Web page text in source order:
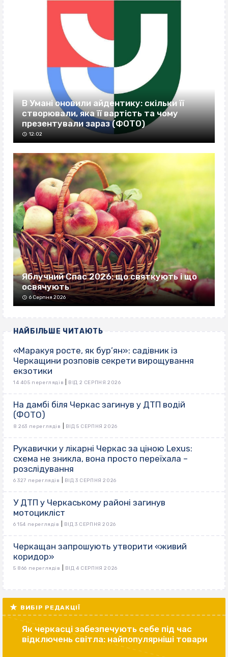
В Умані оновили айдентику: скільки її
створювали, яка її вартість та чому
презентували зараз (ФОТО)
12:02
Яблучний Спас 2026: що святкують і що
освячують
6 Серпня 2026
НАЙБІЛЬШЕ ЧИТАЮТЬ
«Маракуя росте, як бур’ян»: садівник із
Черкащини розповів секрети вирощування
екзотики
14 405 переглядів ВІД 2 СЕРПНЯ 2026
На дамбі біля Черкас загинув у ДТП водій
(ФОТО)
8 263 переглядів ВІД 5 СЕРПНЯ 2026
Рукавички у лікарні Черкас за ціною Lexus:
схема не зникла, вона просто переїхала –
розслідування
6 327 переглядів ВІД 3 СЕРПНЯ 2026
У ДТП у Черкаському районі загинув
мотоцикліст
6 154 переглядів ВІД 3 СЕРПНЯ 2026
Черкащан запрошують утворити «живий
коридор»
5 866 переглядів ВІД 4 СЕРПНЯ 2026
ВИБІР РЕДАКЦІЇ
Як черкасці забезпечують себе під час
відключень світла: найпопулярніші товари